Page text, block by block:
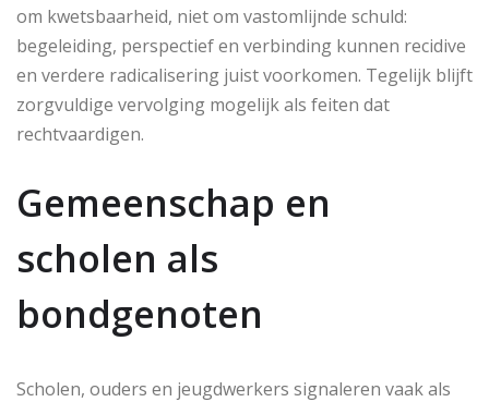
om kwetsbaarheid, niet om vastomlijnde schuld:
begeleiding, perspectief en verbinding kunnen recidive
en verdere radicalisering juist voorkomen. Tegelijk blijft
zorgvuldige vervolging mogelijk als feiten dat
rechtvaardigen.
Gemeenschap en
scholen als
bondgenoten
Scholen, ouders en jeugdwerkers signaleren vaak als